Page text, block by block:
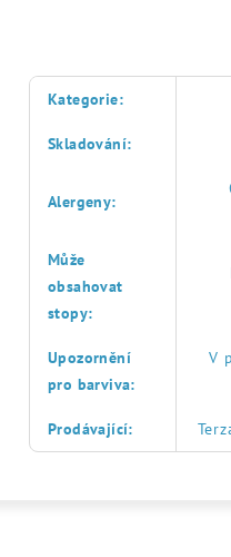
Kategorie:
Skladování:
Alergeny:
Může
obsahovat
stopy:
Upozornění
pro barviva:
V
Prodávající: